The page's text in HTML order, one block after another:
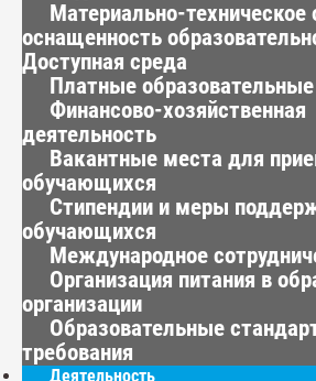
Материально-техническое
оснащенность
Доступная среда
Платные образовательные
Финансово-хозяйственная
деятельность
Вакантные места для
обучающихся
Стипендии и меры
обучающихся
Международное
Организация питания в
организации
Образовательные
требования
Деятельность